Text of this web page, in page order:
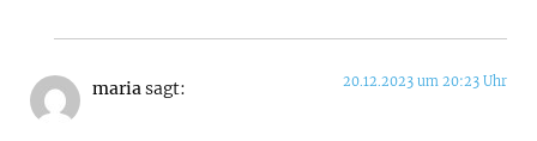
mariasagt: 20.12.2023 um 20:23 Uhr